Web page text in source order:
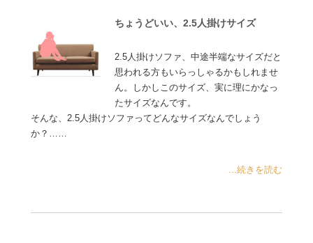
ちょうどいい、2.5人掛けサイズ
2.5人掛けソファ、中途半端なサイズだと
思われる方もいらっしゃるかもしれませ
ん。しかしこのサイズ、実に理にかなっ
たサイズなんです。
そんな、2.5人掛けソファってどんなサイズなんでしょう
か？……
...続きを読む